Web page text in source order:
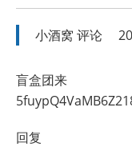
小酒窝 评论
盲盒团来
回复